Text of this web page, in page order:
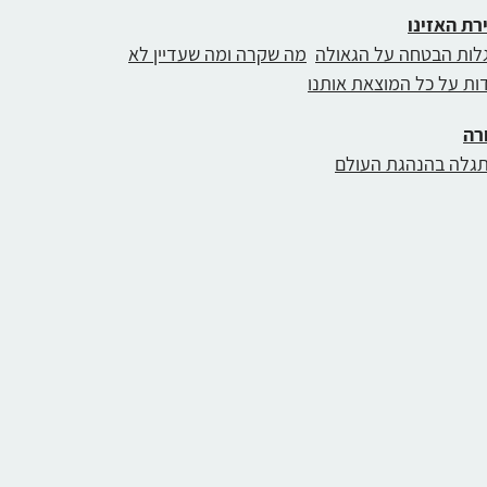
האזינו
הבטחה על הגאולה מה שקרה ומה שעדיין לא
על כל המוצאת אותנו
בהנהגת העולם